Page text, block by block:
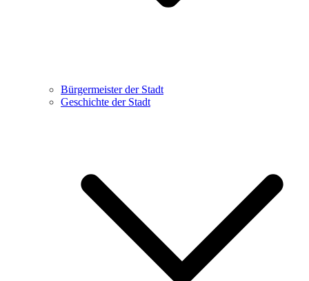
Bürgermeister der Stadt
Geschichte der Stadt